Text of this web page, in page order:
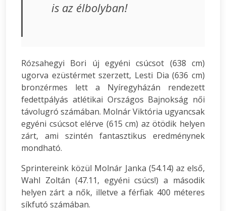
is az élbolyban!
Rózsahegyi Bori új egyéni csúcsot (638 cm)
ugorva ezüstérmet szerzett, Lesti Dia (636 cm)
bronzérmes lett a Nyíregyházán rendezett
fedettpályás atlétikai Országos Bajnokság női
távolugró számában. Molnár Viktória ugyancsak
egyéni csúcsot elérve (615 cm) az ötödik helyen
zárt, ami szintén fantasztikus eredménynek
mondható.
Sprintereink közül Molnár Janka (54.14) az első,
Wahl Zoltán (47.11, egyéni csúcs!) a második
helyen zárt a nők, illetve a férfiak 400 méteres
síkfutó számában.